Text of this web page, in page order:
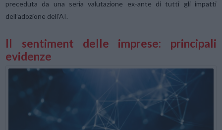
preceduta da una seria valutazione ex-ante di tutti gli impatti
dell’adozione dell’AI.
Il sentiment delle imprese: principali
evidenze